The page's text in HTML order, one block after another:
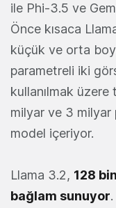
ile Phi-3.5 ve
Önce kısaca
küçük ve orta
parametreli iki
kullanılmak üzere
milyar ve 3 milyar
model içeriyor.
Llama 3.2, 128
bağlam sunuyor